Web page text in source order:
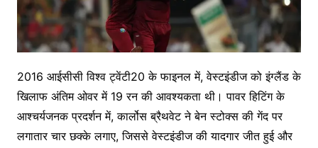
2016 आईसीसी विश्व ट्वेंटी20 के फाइनल में, वेस्टइंडीज को इंग्लैंड के
खिलाफ अंतिम ओवर में 19 रन की आवश्यकता थी। पावर हिटिंग के
आश्चर्यजनक प्रदर्शन में, कार्लोस ब्रैथवेट ने बेन स्टोक्स की गेंद पर
लगातार चार छक्के लगाए, जिससे वेस्टइंडीज की यादगार जीत हुई और